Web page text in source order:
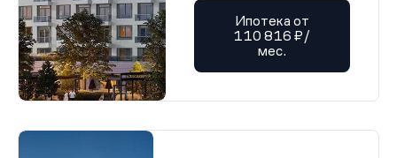
Ипотека от
110 816 ₽/
мес.